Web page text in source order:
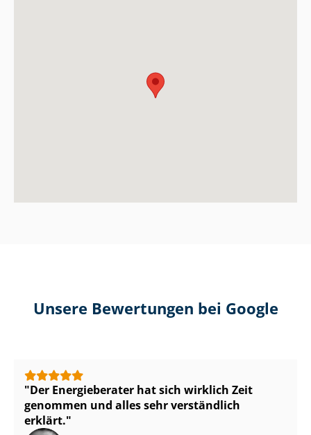
Unsere Bewertungen bei Google
Der Energieberater hat sich wirklich Zeit
genommen und alles sehr verständlich
erklärt.